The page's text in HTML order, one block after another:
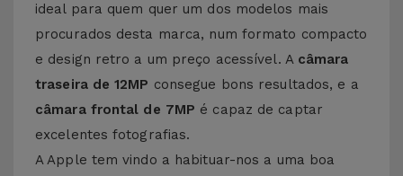
ideal para quem quer um dos modelos mais
procurados desta marca, num formato compacto
e design retro a um preço acessível. A câmara
traseira de 12MP consegue bons resultados, e a
câmara frontal de 7MP é capaz de captar
excelentes fotografias.
A Apple tem vindo a habituar-nos a uma boa